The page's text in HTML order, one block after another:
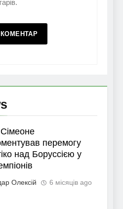
Сімеоне
перемогу
над Боруссією у
Олексій 6 місяців ago